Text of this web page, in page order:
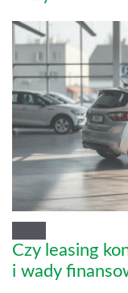
Czy leasing
i wady